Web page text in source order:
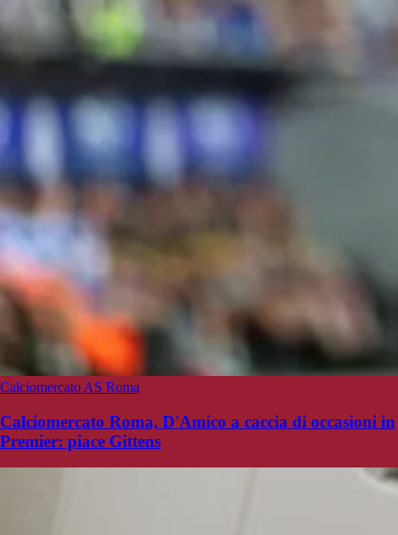
Calciomercato AS Roma
Calciomercato Roma, D'Amico a caccia di occasioni in
Premier: piace Gittens